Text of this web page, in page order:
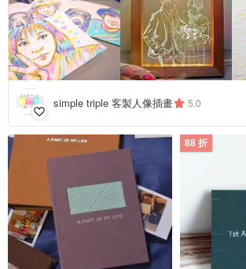
simple triple 客製人像插畫 5.0
88 折